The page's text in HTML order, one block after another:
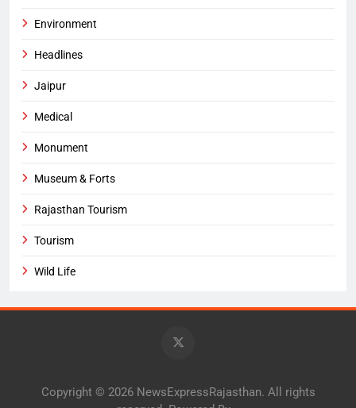
Environment
Headlines
Jaipur
Medical
Monument
Museum & Forts
Rajasthan Tourism
Tourism
Wild Life
Copyright © 2026 NewsExpressRajasthan. All rights